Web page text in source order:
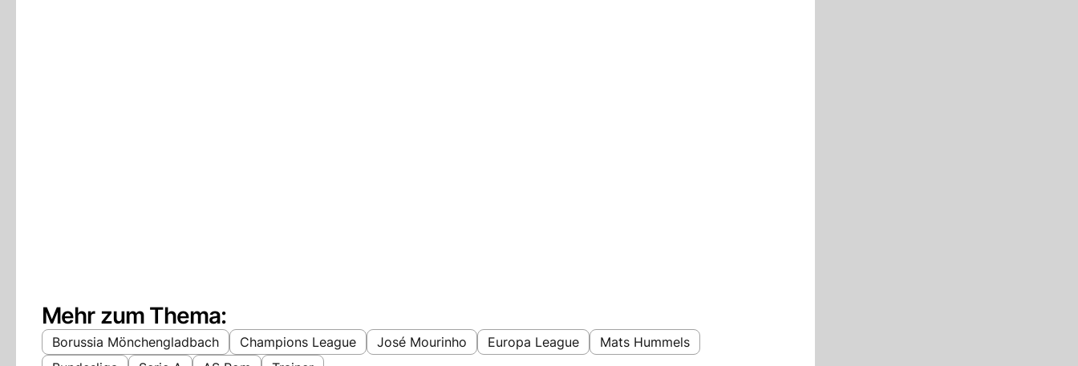
Mehr zum Thema:
Borussia Mönchengladbach Champions League José Mourinho Europa League
Mats Hummels